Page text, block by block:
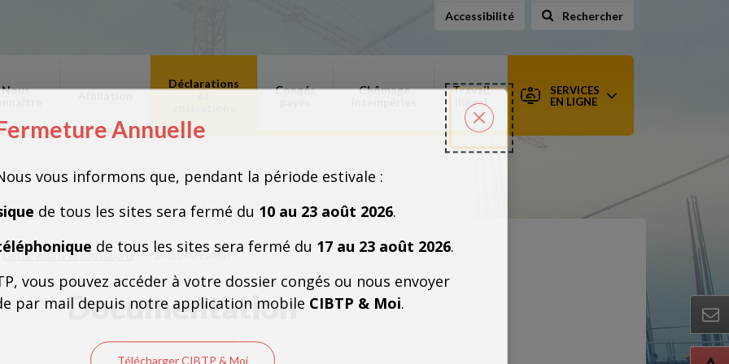
Accessibilité Rechercher
Nous
Déclarations
Congés
Chômage
Travail
illégal
SERVICES
EN LIGNE
Déclarations et cotisations Documentation
Documentation
Fermer la popin
Annuelle
vous informons que, pendant la période estivale :
de tous les sites sera fermé du 10 au 23 août 2026.
de tous les sites sera fermé du 17 au 23 août 2026.
vous pouvez accéder à votre dossier congés ou nous envoyer
par mail depuis notre application mobile CIBTP & Moi.
Télécharger CIBTP & Moi